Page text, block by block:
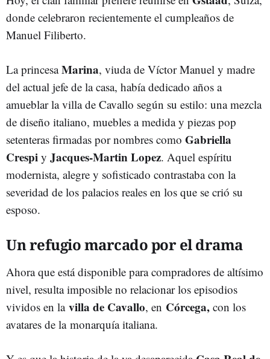
donde celebraron recientemente el cumpleaños de
Manuel Filiberto.
La princesaMarina, viuda de Víctor Manuel y madre
del actual jefe de la casa, había dedicado años a
amueblar la villa de Cavallo según su estilo: una mezcla
de diseño italiano, muebles a medida y piezas pop
setenteras firmadas por nombres como Gabriella
Crespi y Jacques-Martin Lopez. Aquel espíritu
modernista, alegre y sofisticado contrastaba con la
severidad de los palacios reales en los que se crió su
esposo.
Un refugio marcado por el drama
Ahora que está disponible para compradores de altísimo
nivel, resulta imposible no relacionar los episodios
vividos en lavilla de Cavallo, en Córcega, con los
avatares de la monarquía italiana.